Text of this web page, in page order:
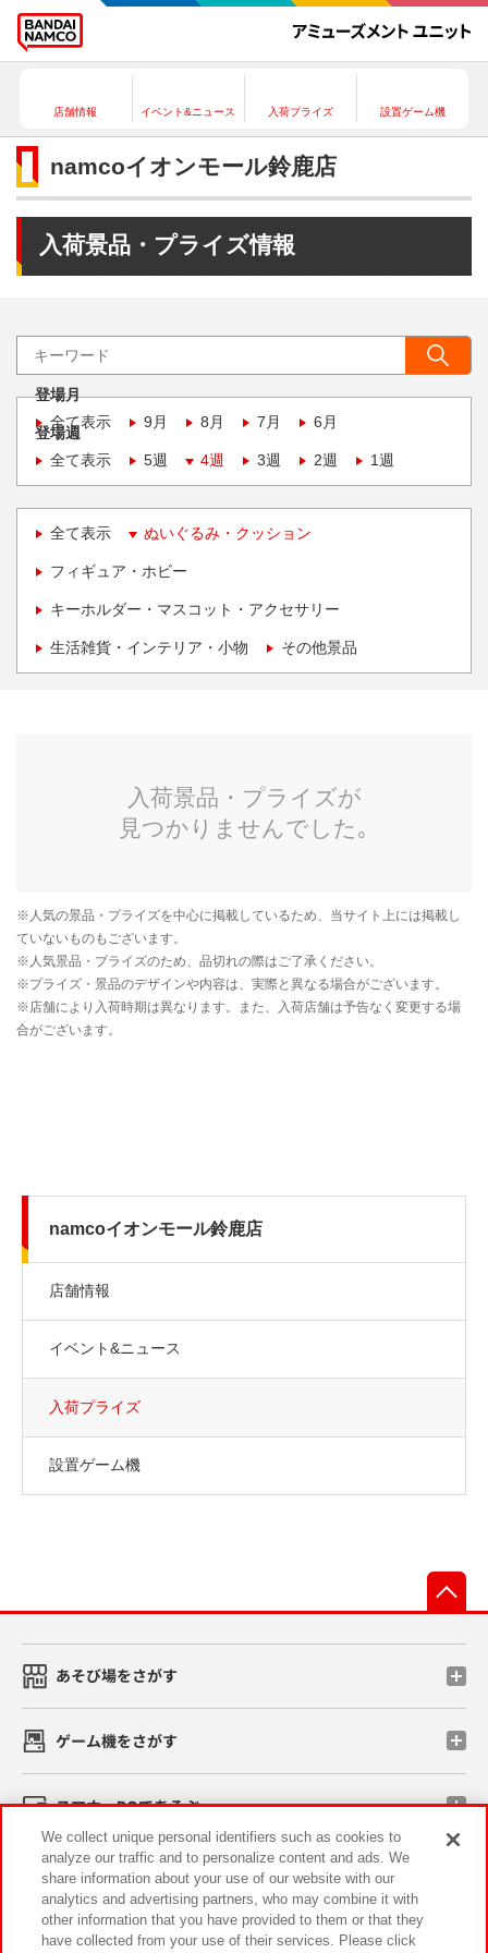
店舗情報 イベント&ニュース 入荷プライズ 設置ゲーム機
namcoイオンモール鈴鹿店
入荷景品・プライズ情報
登場月
全て表示
9月 8月 7月 6月
登場週
全て表示
5週 4週 3週 2週 1週
全て表示 ぬいぐるみ・クッション
フィギュア・ホビー
キーホルダー・マスコット・アクセサリー
生活雑貨・インテリア・小物 その他景品
namcoイオンモール鈴鹿店
店舗情報
イベント&ニュース
入荷プライズ
設置ゲーム機
あそび場をさがす
ゲーム機をさがす
スマホ・PCであそぶ
イベント・キャンペーン
We collect unique personal identifiers such as cookies to
analyze our traffic and to personalize content and ads. We
share information about your use of our website with our
analytics and advertising partners, who may combine it with
other information that you have provided to them or that they
have collected from your use of their services. Please click